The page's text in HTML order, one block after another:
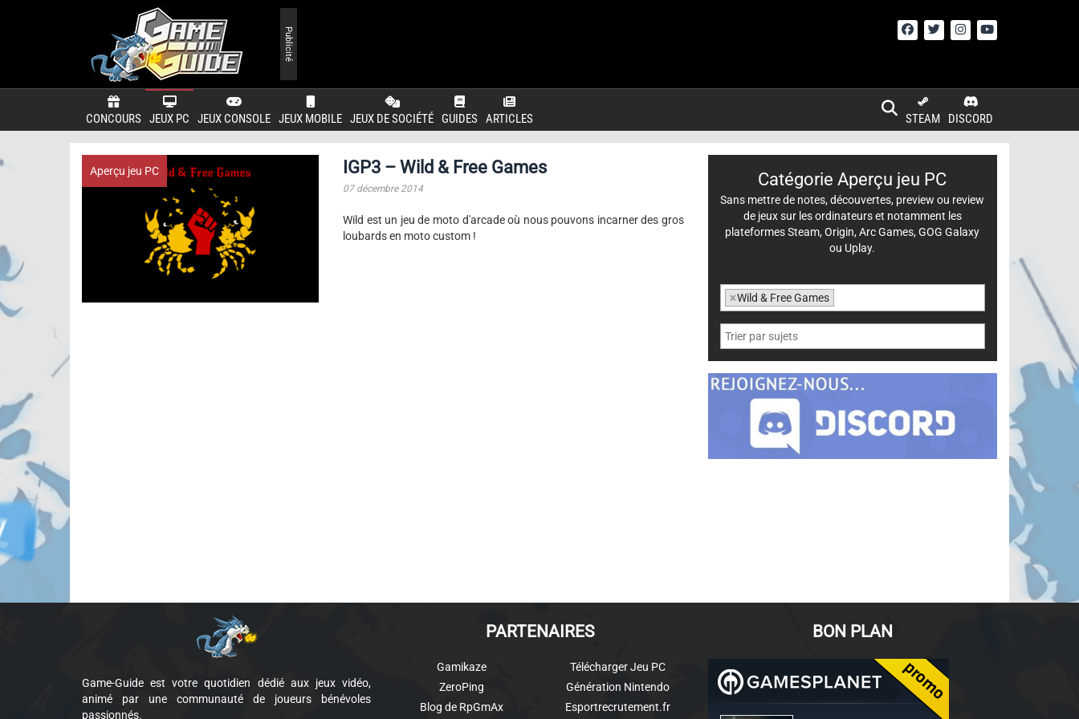
CONCOURS JEUX PC JEUX CONSOLE JEUX MOBILE JEUX DE SOCIÉTÉ GUIDES ARTICLES DISCORD
STEAM
Publicité
Aperçu jeu PC IGP3 – Wild & Free Games
07 décembre 2014
Wild est un jeu de moto d'arcade où nous pouvons incarner des gros
loubards en moto custom !
Catégorie Aperçu jeu PC
Sans mettre de notes, découvertes, preview ou review
de jeux sur les ordinateurs et notamment les
plateformes Steam, Origin, Arc Games, GOG Galaxy
ou Uplay.
×Wild & Free Games
Game-Guide est votre quotidien dédié aux jeux vidéo,
animé par une communauté de joueurs bénévoles
passionnés.
PARTENAIRES
Gamikaze
ZeroPing
Blog de RpGmAx
Télécharger Jeu PC
Génération Nintendo
Esportrecrutement.fr
BON PLAN